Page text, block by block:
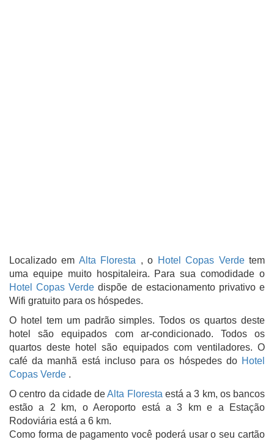
Localizado em Alta Floresta , o Hotel Copas Verdetem
uma equipe muito hospitaleira. Para sua comodidade o
Hotel Copas Verde dispõe de estacionamento privativo e
Wifi gratuito para os hóspedes.
O hotel tem um padrão simples. Todos os quartos deste
hotel são equipados com ar-condicionado. Todos os
quartos deste hotel são equipados com ventiladores. O
café da manhã está incluso para os hóspedes do Hotel
Copas Verde .
O centro da cidade deAlta Floresta está a 3 km, os bancos
estão a 2 km, o Aeroporto está a 3 km e a Estação
Rodoviária está a 6 km.
Como forma de pagamento você poderá usar o seu cartão